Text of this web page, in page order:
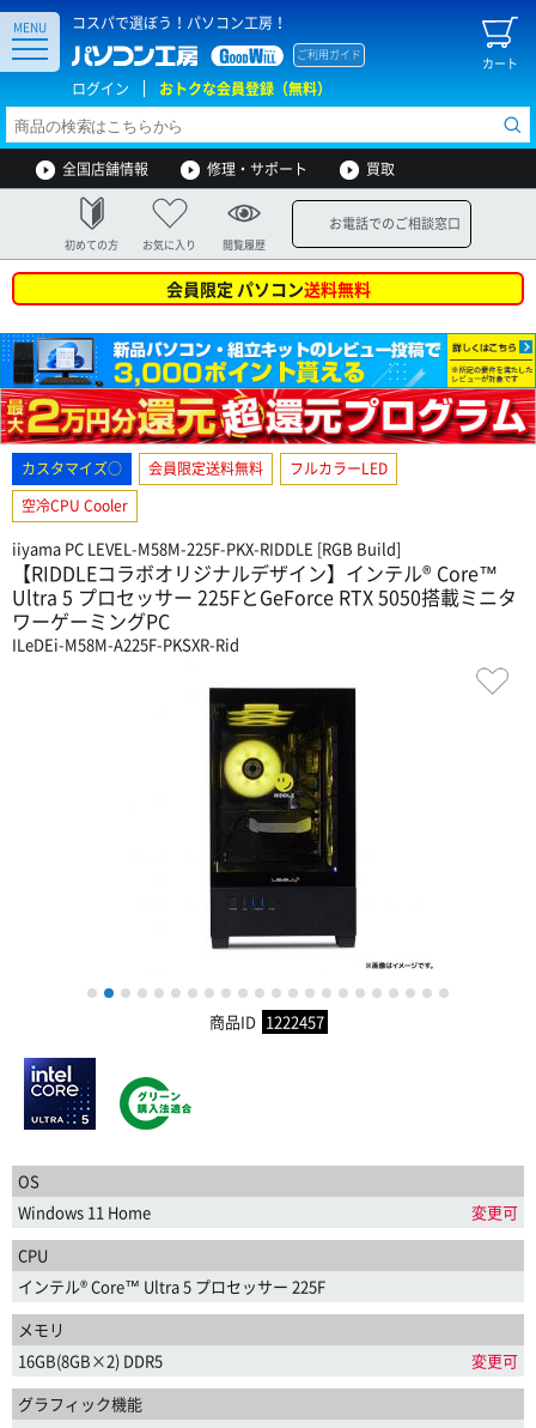
コスパで選ぼう！パソコン工房！
カート
ご利用ガイド
ログイン おトクな会員登録（無料）
MENU
全国店舗情報 修理・サポート 買取
初めての方 お気に入り 閲覧履歴
お電話でのご相談窓口
会員限定 パソコン送料無料
カスタマイズ○ 会員限定送料無料
フルカラーLED
空冷CPU Cooler
iiyama PC LEVEL-M58M-225F-PKX-RIDDLE [RGB Build]
【RIDDLEコラボオリジナルデザイン】インテル® Core™
Ultra 5 プロセッサー 225FとGeForce RTX 5050搭載ミニタ
ワーゲーミングPC
ILeDEi-M58M-A225F-PKSXR-Rid
1 2 3 4 5 6 7 8 9 10 11 12 13 14 15 16 17 18 19 20 21
商品ID 1222457
OS
Windows 11 Home
変更可
CPU
インテル® Core™ Ultra 5 プロセッサー 225F
メモリ
16GB(8GB×2) DDR5
変更可
グラフィック機能